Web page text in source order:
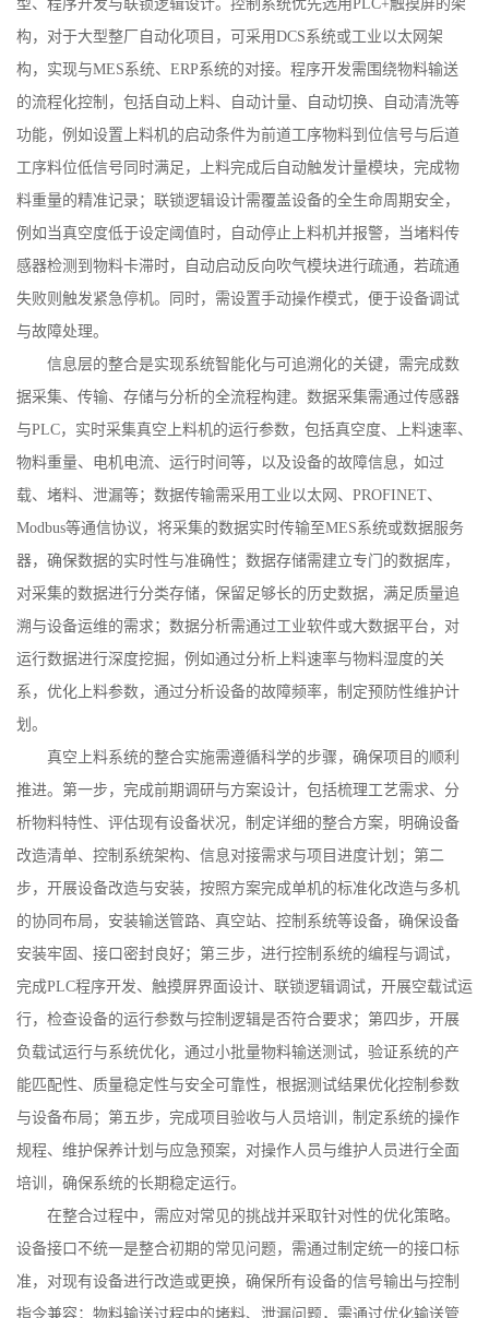
型、程序开发与联锁逻辑设计。控制系统优先选用PLC+触摸屏的架
构，对于大型整厂自动化项目，可采用DCS系统或工业以太网架
构，实现与MES系统、 ERP系统的对接。程序开发需围绕物料输送
的流程化控制，包括自动上料、自动计量、自动切换、自动清洗等
功能，例如设置上料机的启动条件为前道工序物料到位信号与后道
工序料位低信号同时满足，上料完成后自动触发计量模块，完成物
料重量的精准记录；联锁逻辑设计需覆盖设备的全生命周期安全，
例如当真空度低于设定阈值时，自动停止上料机并报警，当堵料传
感器检测到物料卡滞时，自动启动反向吹气模块进行疏通，若疏通
失败则触发紧急停机。同时，需设置手动操作模式，便于设备调试
与故障处理。
信息层的整合是实现系统智能化与可追溯化的关键，需完成数
据采集、传输、存储与分析的全流程构建。数据采集需通过传感器
与PLC，实时采集真空上料机的运行参数，包括真空度、上料速率、
物料重量、电机电流、运行时间等，以及设备的故障信息，如过
载、堵料、泄漏等；数据传输需采用工业以太网、 PROFINET、
Modbus等通信协议，将采集的数据实时传输至MES系统或数据服务
器，确保数据的实时性与准确性；数据存储需建立专门的数据库，
对采集的数据进行分类存储，保留足够长的历史数据，满足质量追
溯与设备运维的需求；数据分析需通过工业软件或大数据平台，对
运行数据进行深度挖掘，例如通过分析上料速率与物料湿度的关
系，优化上料参数，通过分析设备的故障频率，制定预防性维护计
划。
真空上料系统的整合实施需遵循科学的步骤，确保项目的顺利
推进。第一步，完成前期调研与方案设计，包括梳理工艺需求、分
析物料特性、评估现有设备状况，制定详细的整合方案，明确设备
改造清单、控制系统架构、信息对接需求与项目进度计划；第二
步，开展设备改造与安装，按照方案完成单机的标准化改造与多机
的协同布局，安装输送管路、真空站、控制系统等设备，确保设备
安装牢固、接口密封良好；第三步，进行控制系统的编程与调试，
完成PLC程序开发、触摸屏界面设计、联锁逻辑调试，开展空载试运
行，检查设备的运行参数与控制逻辑是否符合要求；第四步，开展
负载试运行与系统优化，通过小批量物料输送测试，验证系统的产
能匹配性、质量稳定性与安全可靠性，根据测试结果优化控制参数
与设备布局；第五步，完成项目验收与人员培训，制定系统的操作
规程、维护保养计划与应急预案，对操作人员与维护人员进行全面
培训，确保系统的长期稳定运行。
在整合过程中，需应对常见的挑战并采取针对性的优化策略。
设备接口不统一是整合初期的常见问题，需通过制定统一的接口标
准，对现有设备进行改造或更换，确保所有设备的信号输出与控制
指令兼容；物料输送过程中的堵料、泄漏问题，需通过优化输送管